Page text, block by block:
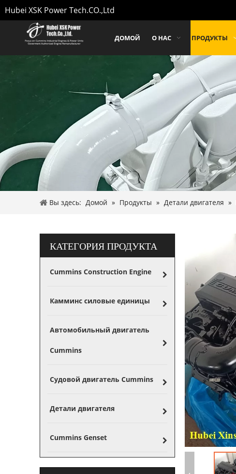
Hubei XSK Power Tech.CO.,Ltd
ДОМОЙ О НАС ПРОДУКТЫ
Вы здесь: Домой » Продукты » Детали двигателя »
КАТЕГОРИЯ ПРОДУКТА
Cummins Construction Engine
Камминс силовые единицы
Автомобильный двигатель
Cummins
Судовой двигатель Cummins
Детали двигателя
Cummins Genset